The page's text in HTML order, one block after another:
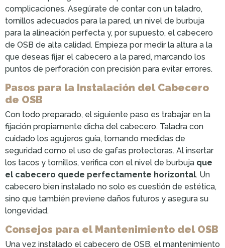
complicaciones. Asegúrate de contar con un taladro,
tornillos adecuados para la pared, un nivel de burbuja
para la alineación perfecta y, por supuesto, el cabecero
de OSB de alta calidad. Empieza por medir la altura a la
que deseas fijar el cabecero a la pared, marcando los
puntos de perforación con precisión para evitar errores.
Pasos para la Instalación del Cabecero
de OSB
Con todo preparado, el siguiente paso es trabajar en la
fijación propiamente dicha del cabecero. Taladra con
cuidado los agujeros guía, tomando medidas de
seguridad como el uso de gafas protectoras. Al insertar
los tacos y tornillos, verifica con el nivel de burbuja que
el cabecero quede perfectamente horizontal. Un
cabecero bien instalado no solo es cuestión de estética,
sino que también previene daños futuros y asegura su
longevidad.
Consejos para el Mantenimiento del OSB
Una vez instalado el cabecero de OSB, el mantenimiento